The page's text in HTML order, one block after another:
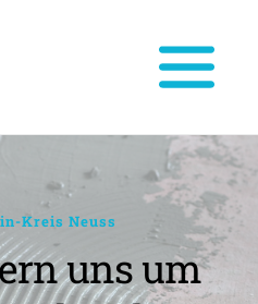
Kreis Neuss
uns um